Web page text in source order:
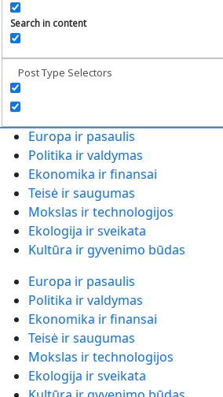
Search in content
Post Type Selectors
Europa ir pasaulis
Politika ir valdymas
Ekonomika ir finansai
Teisė ir saugumas
Mokslas ir technologijos
Ekologija ir sveikata
Kultūra ir gyvenimo būdas
Europa ir pasaulis
Politika ir valdymas
Ekonomika ir finansai
Teisė ir saugumas
Mokslas ir technologijos
Ekologija ir sveikata